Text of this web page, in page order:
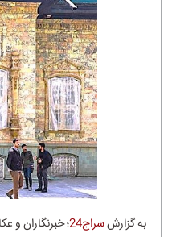
به گزارشسراج24